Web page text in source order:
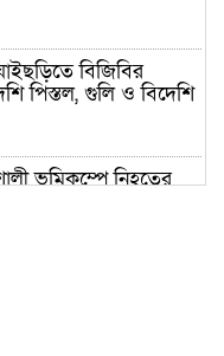
বিজিবির
পিস্তল, গুলি ও বিদেশি
ভূমিকম্পে নিহতের